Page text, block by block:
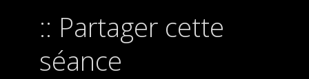
Partager cette
séance